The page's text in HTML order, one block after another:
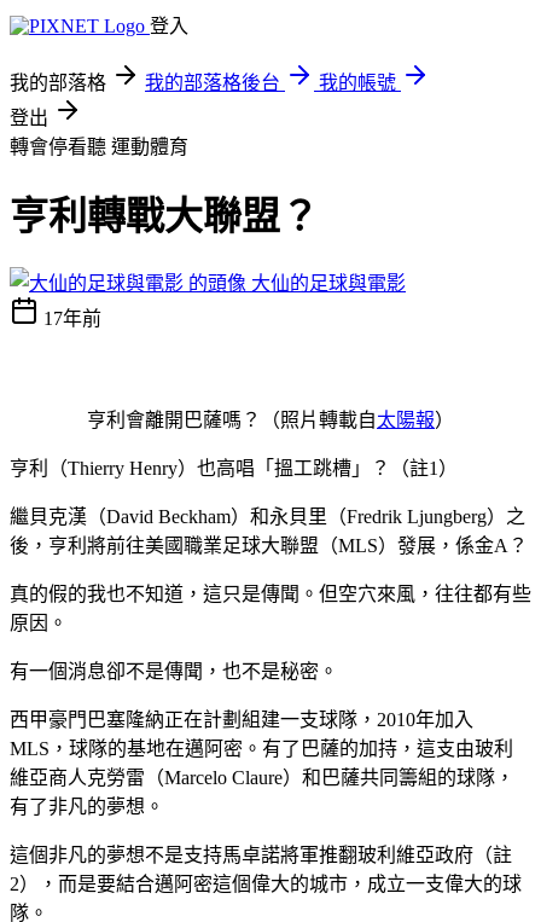
登入
我的部落格 我的部落格後台
我的帳號
登出
轉會停看聽 運動體育
亨利轉戰大聯盟？
大仙的足球與電影
17年前
亨利會離開巴薩嗎？（照片轉載自太陽報）
亨利（Thierry Henry）也高唱「搵工跳槽」？（註1）
繼貝克漢（David Beckham）和永貝里（Fredrik Ljungberg）之
後，亨利將前往美國職業足球大聯盟（MLS）發展，係金A？
真的假的我也不知道，這只是傳聞。但空穴來風，往往都有些
原因。
有一個消息卻不是傳聞，也不是秘密。
西甲豪門巴塞隆納正在計劃組建一支球隊，2010年加入
MLS，球隊的基地在邁阿密。有了巴薩的加持，這支由玻利
維亞商人克勞雷（Marcelo Claure）和巴薩共同籌組的球隊，
有了非凡的夢想。
這個非凡的夢想不是支持馬卓諾將軍推翻玻利維亞政府（註
2），而是要結合邁阿密這個偉大的城市，成立一支偉大的球
隊。